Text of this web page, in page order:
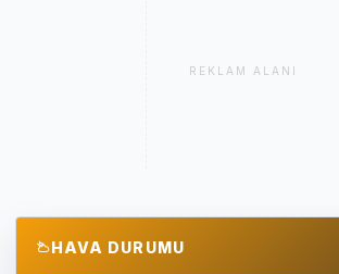
REKLAM ALANI
HAVA DURUMU